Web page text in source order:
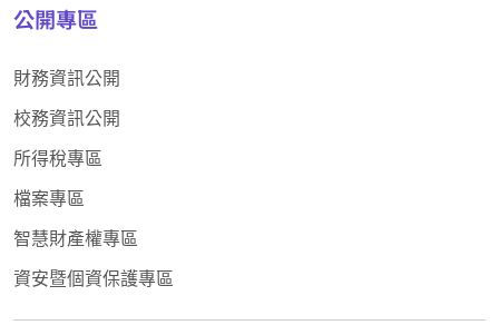
公開專區
財務資訊公開
校務資訊公開
所得稅專區
檔案專區
智慧財產權專區
資安暨個資保護專區